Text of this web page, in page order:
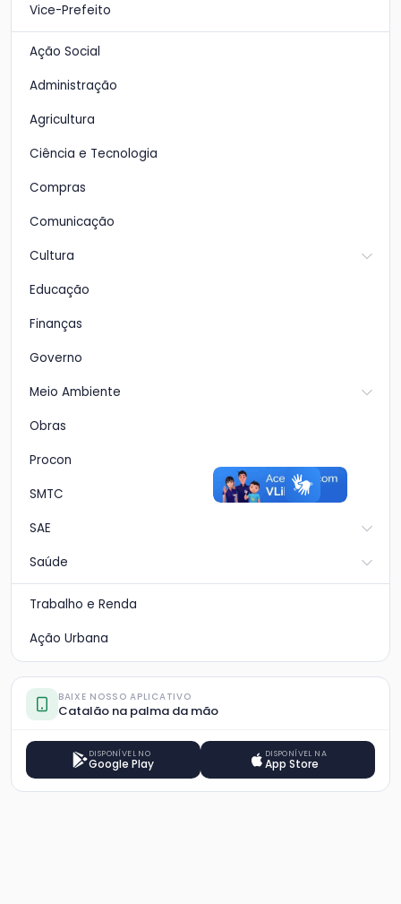
Vice-Prefeito
Ação Social
Administração
Agricultura
Ciência e Tecnologia
Compras
Comunicação
Cultura
Educação
Finanças
Governo
Meio Ambiente
Obras
Procon
SMTC
SAE
Saúde
Trabalho e Renda
Ação Urbana
BAIXE NOSSO APLICATIVO
Catalão na palma da mão
DISPONÍVEL NO
Google Play
DISPONÍVEL NA
App Store